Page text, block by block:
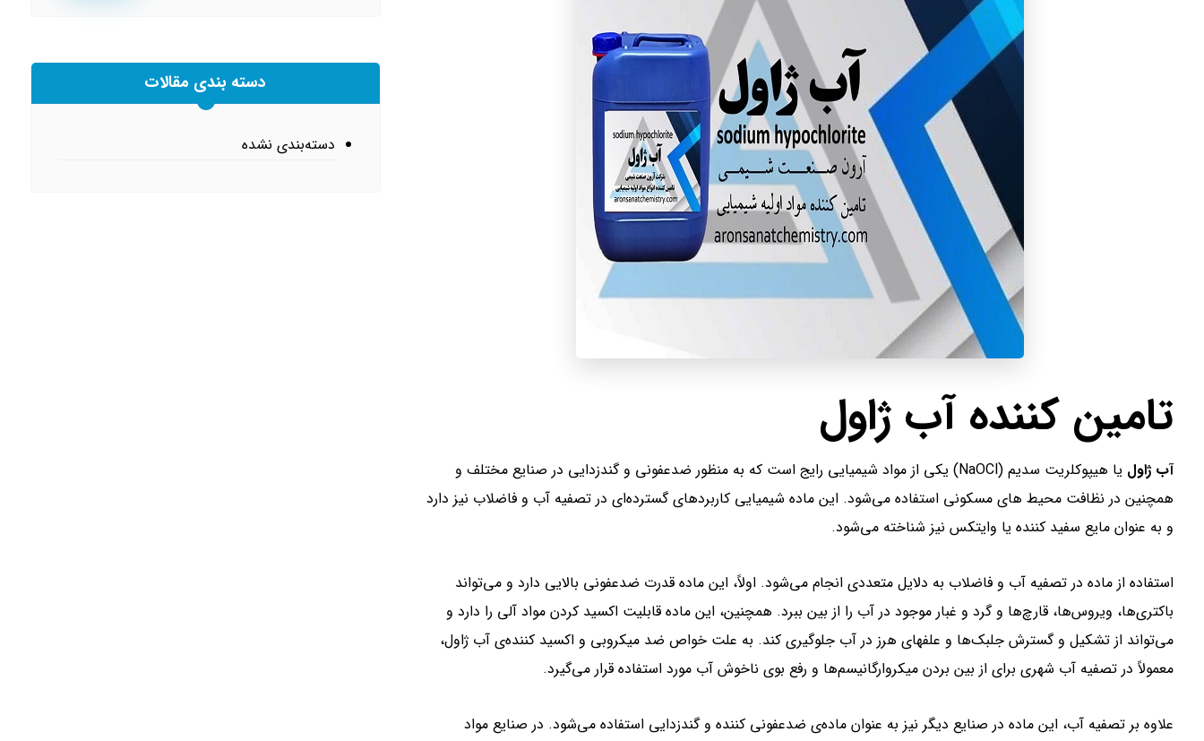
تامین کننده آب ژاول
آب ژاول
یا هیپوکلریت سدیم (NaOCl) یکی از مواد شیمیایی رایج است که به منظور ضدعفونی و گندزدایی در صنایع مختلف و
همچنین در نظافت محیط های مسکونی استفاده می‌شود. این ماده شیمیایی کاربردهای گسترده‌ای در تصفیه آب و فاضلاب نیز دارد
و به عنوان مایع سفید کننده یا وایتکس نیز شناخته می‌شود.
استفاده از ماده در تصفیه آب و فاضلاب به دلایل متعددی انجام می‌شود. اولاً، این ماده قدرت ضدعفونی بالایی دارد و می‌تواند
باکتری‌ها، ویروس‌ها، قارچ‌ها و گرد و غبار موجود در آب را از بین ببرد. همچنین، این ماده قابلیت اکسید کردن مواد آلی را دارد و
می‌تواند از تشکیل و گسترش جلبک‌ها و علفهای هرز در آب جلوگیری کند. به علت خواص ضد میکروبی و اکسید کننده‌ی آب ژاول،
معمولاً در تصفیه آب شهری برای از بین بردن میکروارگانیسم‌ها و رفع بوی ناخوش آب مورد استفاده قرار می‌گیرد.
علاوه بر تصفیه آب، این ماده در صنایع دیگر نیز به عنوان ماده‌ی ضدعفونی کننده و گندزدایی استفاده می‌شود. در صنایع مواد
دسته بندی مقالات
دسته‌بندی نشده